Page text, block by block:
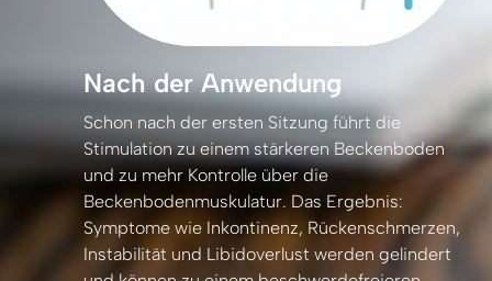
Nach der Anwendung
Schon nach der ersten Sitzung führt
Stimulation zu einem stärkeren
Beckenboden
und zu mehr Kontrolle über
die
Beckenbodenmuskulatur. Das
Symptome wie Inkontinenz,
Instabilität und Libidoverlust werden